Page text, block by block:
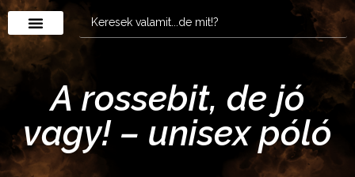
A rossebit, de jó
vagy! – unisex póló